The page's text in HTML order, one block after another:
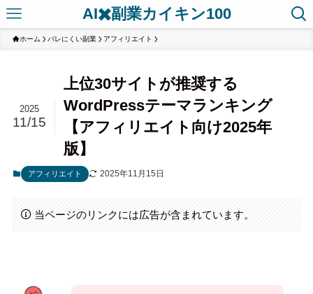
AI✖️副業カイキン100
ホーム バレにくい副業 アフィリエイト
上位30サイトが推奨する
WordPressテーマランキング
【アフィリエイト向け2025年
版】
2025
11/15
アフィリエイト 2025年11月15日
当ページのリンクには広告が含まれています。